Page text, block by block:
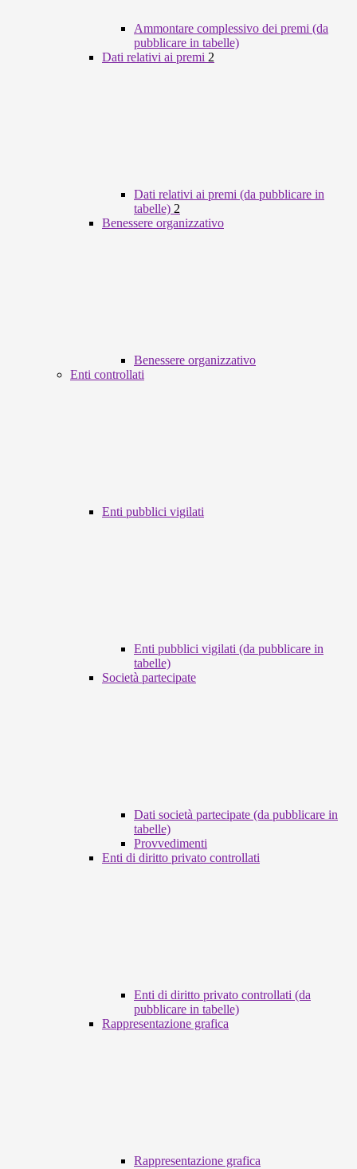
Ammontare complessivo dei premi (da
pubblicare in tabelle)
Dati relativi ai premi 2
Dati relativi ai premi (da pubblicare in
tabelle) 2
Benessere organizzativo
Benessere organizzativo
Enti controllati
Enti pubblici vigilati
Enti pubblici vigilati (da pubblicare in
tabelle)
Società partecipate
Dati società partecipate (da pubblicare in
tabelle)
Provvedimenti
Enti di diritto privato controllati
Enti di diritto privato controllati (da
pubblicare in tabelle)
Rappresentazione grafica
Rappresentazione grafica